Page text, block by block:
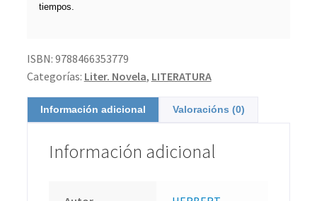
tiempos.
ISBN: 9788466353779
Categorías: Liter. Novela, LITERATURA
Información adicional Valoracións (0)
Información adicional